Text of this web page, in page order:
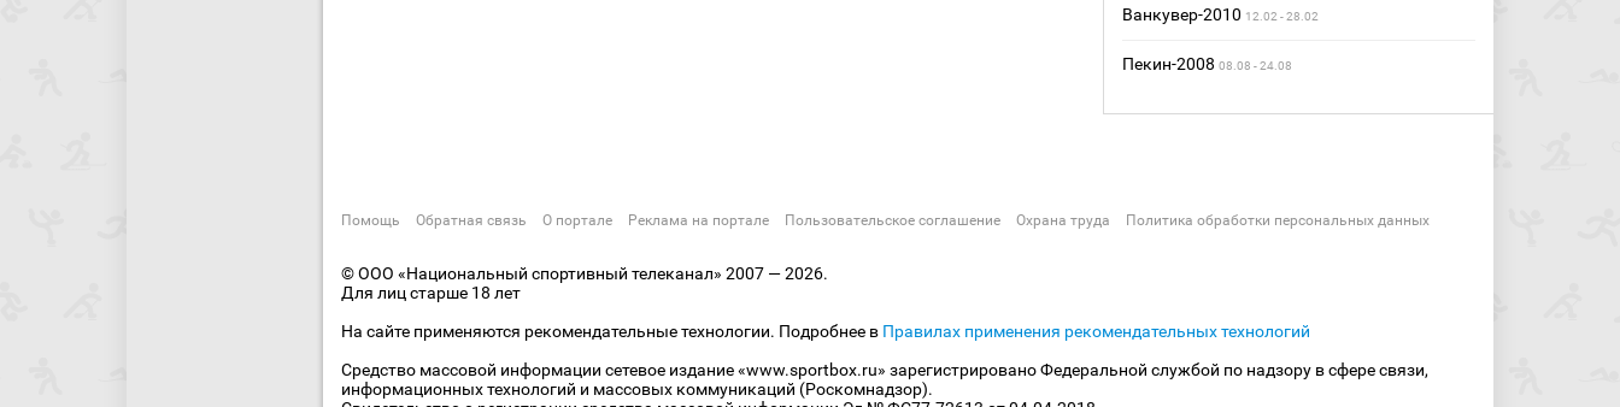
Ванкувер-2010 12.02 - 28.02
Пекин-2008 08.08 - 24.08
Помощь Обратная связь О портале Реклама на портале Пользовательское соглашение Охрана труда Политика обработки персональных данных
© ООО «Национальный спортивный телеканал» 2007 — 2026.
Для лиц старше 18 лет
На сайте применяются рекомендательные технологии. Подробнее в Правилах применения рекомендательных технологий
Средство массовой информации сетевое издание «www.sportbox.ru» зарегистрировано Федеральной службой по надзору в сфере связи,
информационных технологий и массовых коммуникаций (Роскомнадзор).